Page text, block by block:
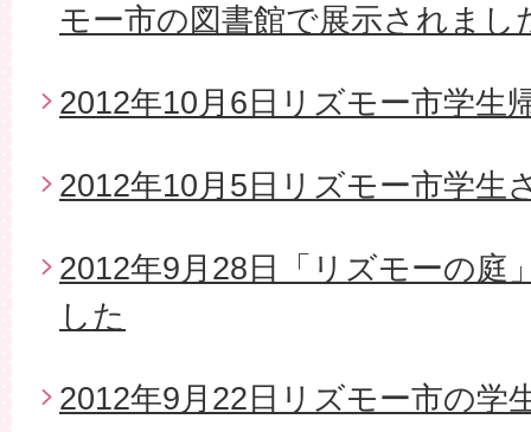
モー市の図書館で展示されまし
2012年10月6日リズモー市学生
2012年10月5日リズモー市学生
2012年9月28日「リズモーの庭
した
2012年9月22日リズモー市の学